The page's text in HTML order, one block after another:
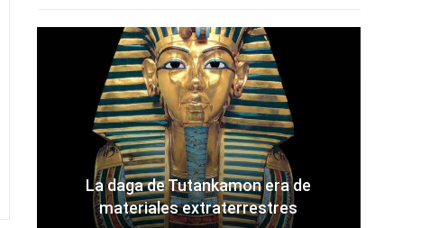
La daga de Tutankamon era de
materiales extraterrestres